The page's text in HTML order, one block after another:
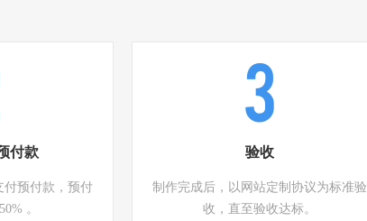
付款
付预付款，预付
。
3
验收
制作完成后，以网站定制协议为标准验
收，直至验收达标。